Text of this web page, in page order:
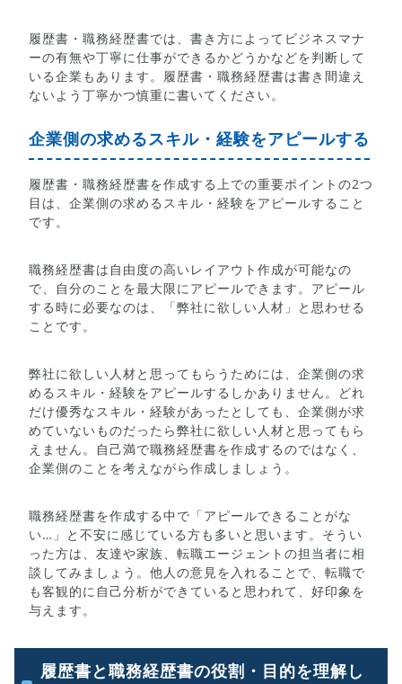
履歴書・職務経歴書では、書き方によってビジネスマナ
ーの有無や丁寧に仕事ができるかどうかなどを判断して
いる企業もあります。履歴書・職務経歴書は書き間違え
ないよう丁寧かつ慎重に書いてください。
企業側の求めるスキル・経験をアピールする
履歴書・職務経歴書を作成する上での重要ポイントの2つ
目は、企業側の求めるスキル・経験をアピールすること
です。
職務経歴書は自由度の高いレイアウト作成が可能なの
で、自分のことを最大限にアピールできます。アピール
する時に必要なのは、「弊社に欲しい人材」と思わせる
ことです。
弊社に欲しい人材と思ってもらうためには、企業側の求
めるスキル・経験をアピールするしかありません。どれ
だけ優秀なスキル・経験があったとしても、企業側が求
めていないものだったら弊社に欲しい人材と思ってもら
えません。自己満で職務経歴書を作成するのではなく、
企業側のことを考えながら作成しましょう。
職務経歴書を作成する中で「アピールできることがな
い…」と不安に感じている方も多いと思います。そうい
った方は、友達や家族、転職エージェントの担当者に相
談してみましょう。他人の意見を入れることで、転職で
も客観的に自己分析ができていると思われて、好印象を
与えます。
履歴書と職務経歴書の役割・目的を理解し